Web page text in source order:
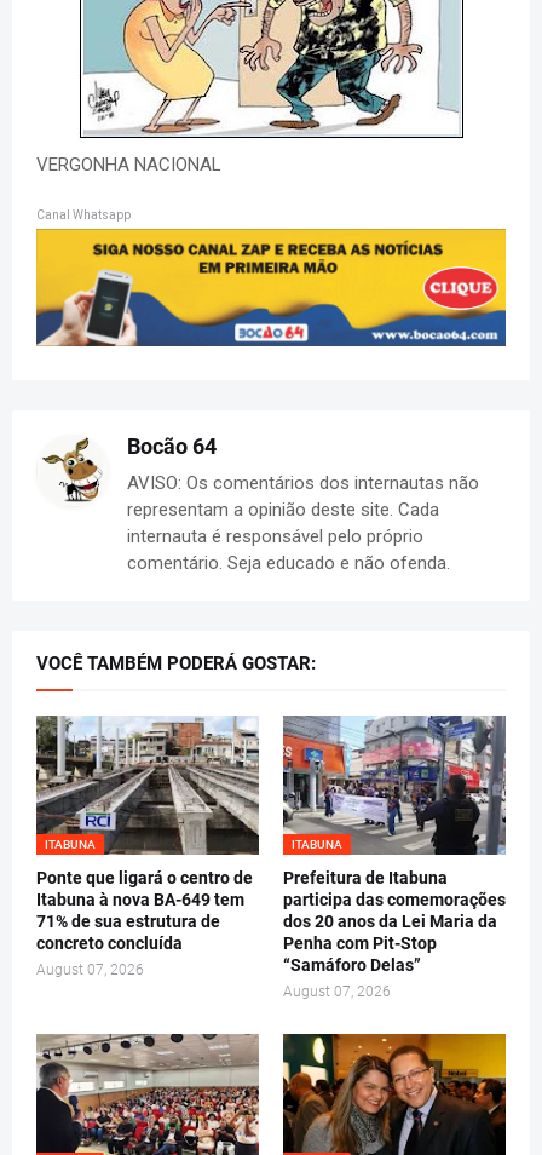
VERGONHA NACIONAL
Canal Whatsapp
Bocão 64
AVISO: Os comentários dos internautas não
representam a opinião deste site. Cada
internauta é responsável pelo próprio
comentário. Seja educado e não ofenda.
VOCÊ TAMBÉM PODERÁ GOSTAR:
ITABUNA
Ponte que ligará o centro de
Itabuna à nova BA-649 tem
71% de sua estrutura de
concreto concluída
August 07, 2026
ITABUNA
Prefeitura de Itabuna
participa das comemorações
dos 20 anos da Lei Maria da
Penha com Pit-Stop
“Samáforo Delas”
August 07, 2026